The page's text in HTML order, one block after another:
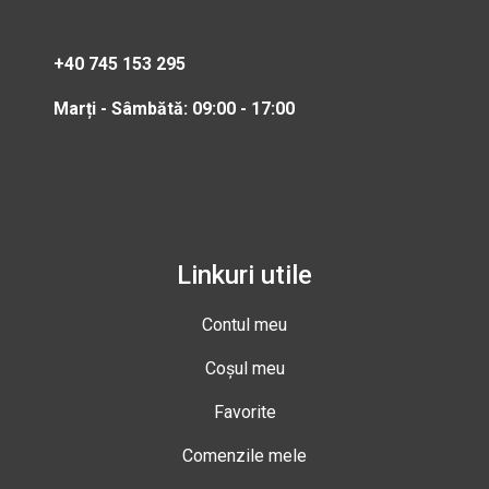
+40 745 153 295
Marți - Sâmbătă: 09:00 - 17:00
Linkuri utile
Contul meu
Coșul meu
Favorite
Comenzile mele